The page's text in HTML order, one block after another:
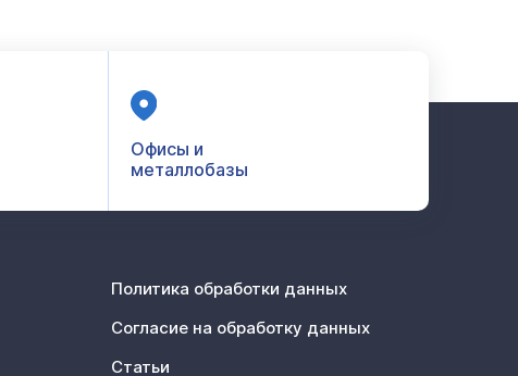
Офисы и
металлобазы
Политика обработки данных
Согласие на обработку данных
Статьи